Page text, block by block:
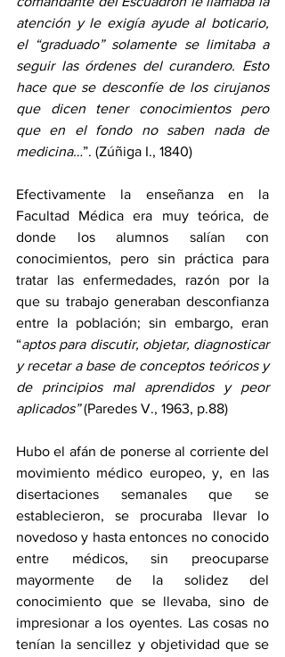
atención y le exigía ayude al boticario,
el “graduado” solamente se limitaba a
seguir las órdenes del curandero. Esto
hace que se desconfíe de los cirujanos
que dicen tener conocimientos pero
que en el fondo no saben nada de
medicina…”. (Zúñiga I., 1840)
Efectivamente la enseñanza en la
Facultad Médica era muy teórica, de
donde los alumnos salían con
conocimientos, pero sin práctica para
tratar las enfermedades, razón por la
que su trabajo generaban desconfianza
entre la población; sin embargo, eran
“aptos para discutir, objetar, diagnosticar
y recetar a base de conceptos teóricos y
de principios mal aprendidos y peor
aplicados” (Paredes V., 1963, p.88)
Hubo el afán de ponerse al corriente del
movimiento médico europeo, y, en las
disertaciones semanales que se
establecieron, se procuraba llevar lo
novedoso y hasta entonces no conocido
entre médicos, sin preocuparse
mayormente de la solidez del
conocimiento que se llevaba, sino de
impresionar a los oyentes. Las cosas no
tenían la sencillez y objetividad que se